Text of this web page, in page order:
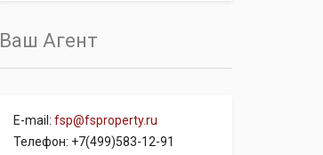
Ваш Агент
E-mail: fsp@fsproperty.ru
Телефон: +7(499)583-12-91